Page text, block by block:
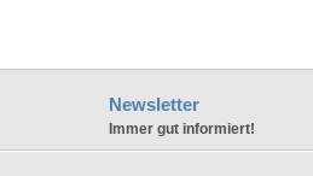
Newsletter
Immer gut informiert!